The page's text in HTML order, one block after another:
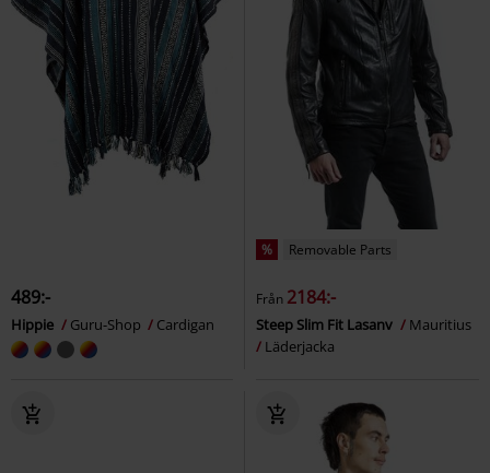
489:-
Hippie Guru-Shop Cardigan
% Removable Parts
Från 2184:-
Steep Slim Fit Lasanv
Mauritius
Läderjacka